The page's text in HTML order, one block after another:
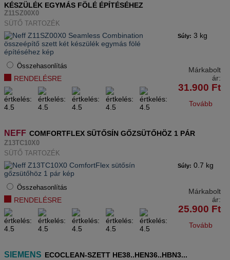
KÉSZÜLÉK EGYMÁS FÖLÉ ÉPÍTÉSÉHEZ
Z11SZ00X0
SÜTŐ TARTOZÉK
Súly: 3 kg
Összehasonlítás
RENDELÉSRE
Márkabolt
ár:
31.900 Ft
Tovább
NEFF COMFORTFLEX SÜTŐSÍN GŐZSÜTŐHÖZ 1 PÁR
Z13TC10X0
SÜTŐ TARTOZÉK
Súly: 0.7 kg
Összehasonlítás
RENDELÉSRE
Márkabolt
ár:
25.900 Ft
Tovább
SIEMENS ECOCLEAN-SZETT HE38..HEN36..HBN3...